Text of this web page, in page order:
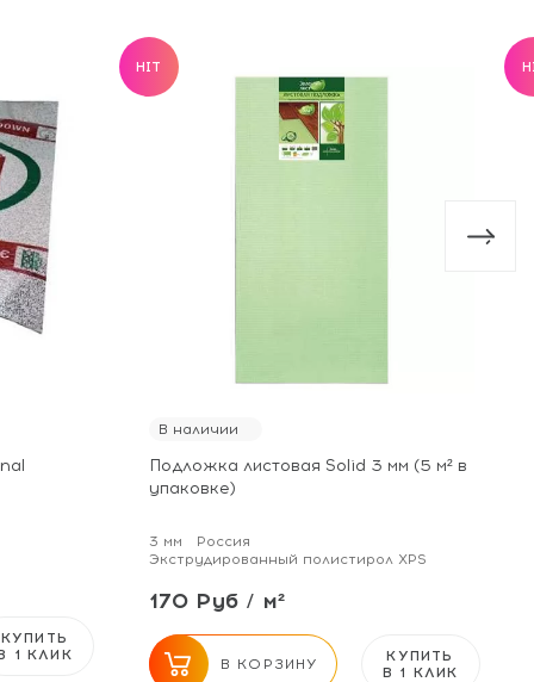
КУПИТЬ
1 КЛИК
HIT
В наличии
Подложка листовая Solid 3 мм (5 м² в
упаковке)
3 мм
Россия
Экструдированный полистирол XPS
170 Руб / м²
В КОРЗИНУ
КУПИТЬ
В 1 КЛИК